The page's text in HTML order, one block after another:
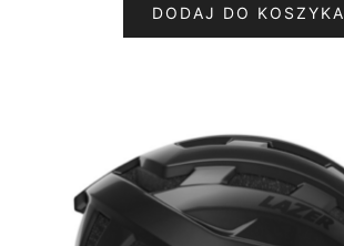
DODAJ DO KOSZYKA